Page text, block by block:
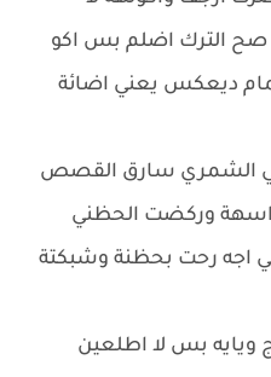
صح الترك اضلم بس اكو
ديعكس يعني اضائة
الشمري سارق القصص
وركضت الحظني
رحت بحظنة وشبكتة
بس لا اطلعين